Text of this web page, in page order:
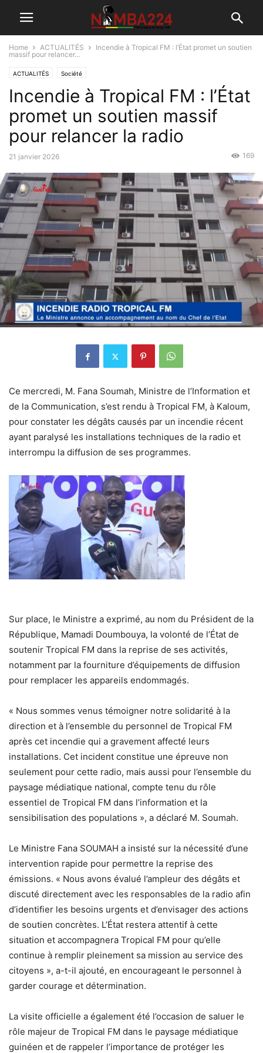
Home ACTUALITÉS
Incendie à Tropical FM : l’État promet un soutien
massif pour relancer...
ACTUALITÉS Société
Incendie à Tropical FM : l’État
promet un soutien massif
pour relancer la radio
21 janvier 2026 169
Ce mercredi, M. Fana Soumah, Ministre de l’Information et
de la Communication, s’est rendu à Tropical FM, à Kaloum,
pour constater les dégâts causés par un incendie récent
ayant paralysé les installations techniques de la radio et
interrompu la diffusion de ses programmes.
Sur place, le Ministre a exprimé, au nom du Président de la
République, Mamadi Doumbouya, la volonté de l’État de
soutenir Tropical FM dans la reprise de ses activités,
notamment par la fourniture d’équipements de diffusion
pour remplacer les appareils endommagés.
« Nous sommes venus témoigner notre solidarité à la
direction et à l’ensemble du personnel de Tropical FM
après cet incendie qui a gravement affecté leurs
installations. Cet incident constitue une épreuve non
seulement pour cette radio, mais aussi pour l’ensemble du
paysage médiatique national, compte tenu du rôle
essentiel de Tropical FM dans l’information et la
sensibilisation des populations », a déclaré M. Soumah.
Le Ministre Fana SOUMAH a insisté sur la nécessité d’une
intervention rapide pour permettre la reprise des
émissions. « Nous avons évalué l’ampleur des dégâts et
discuté directement avec les responsables de la radio afin
d’identifier les besoins urgents et d’envisager des actions
de soutien concrètes. L’État restera attentif à cette
situation et accompagnera Tropical FM pour qu’elle
continue à remplir pleinement sa mission au service des
citoyens », a-t-il ajouté, en encourageant le personnel à
garder courage et détermination.
La visite officielle a également été l’occasion de saluer le
rôle majeur de Tropical FM dans le paysage médiatique
guinéen et de rappeler l’importance de protéger les